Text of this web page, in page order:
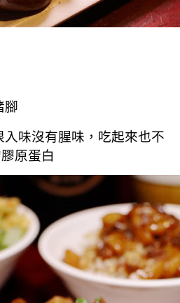
腳
味沒有腥味，吃起來也不
原蛋白